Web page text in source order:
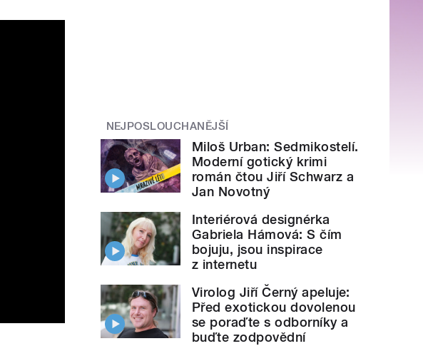
NEJPOSLOUCHANĚJŠÍ
Miloš Urban: Sedmikostelí.
Moderní gotický krimi
román čtou Jiří Schwarz a
Jan Novotný
Interiérová designérka
Gabriela Hámová: S čím
bojuju, jsou inspirace
z internetu
Virolog Jiří Černý apeluje:
Před exotickou dovolenou
se poraďte s odborníky a
buďte zodpovědní